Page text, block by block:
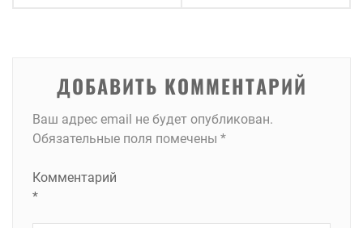
ДОБАВИТЬ КОММЕНТАРИЙ
Ваш адрес email не будет опубликован.
Обязательные поля помечены *
Комментарий
*